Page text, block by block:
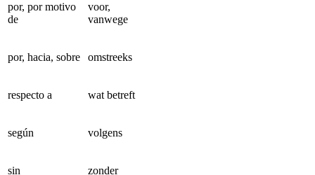
por, por motivo
de
voor,
vanwege
por, hacia, sobre omstreeks
respecto a wat betreft
según volgens
sin zonder